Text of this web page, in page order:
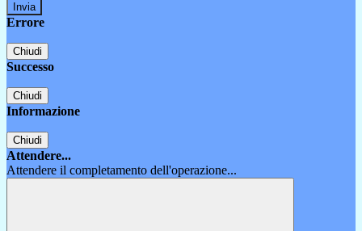
Errore
Chiudi
Successo
Chiudi
Informazione
Chiudi
Attendere...
Attendere il completamento dell'operazione...